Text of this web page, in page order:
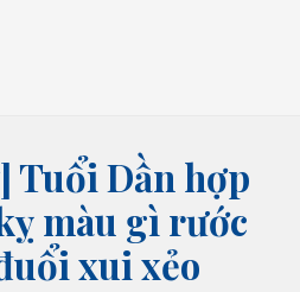
Tuổi Dần hợp
màu gì rước
xui xẻo